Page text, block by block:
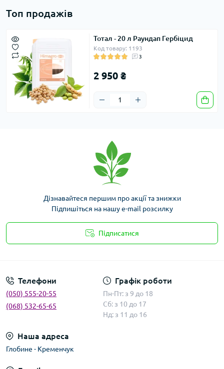
Топ продажів
Тотал - 20 л Раундап Гербіцид
Код товару: 1193
3
2 950 ₴
Дізнавайтеся першим про акції та знижки
Підпишіться на нашу e-mail розсилку
Підписатися
Телефони
(050) 555-20-55
(068) 532-65-65
Графік роботи
Пн-Пт: з 9 до 18
Сб: з 10 до 17
Нд: з 11 до 16
Наша адреса
Глобине - Кременчук